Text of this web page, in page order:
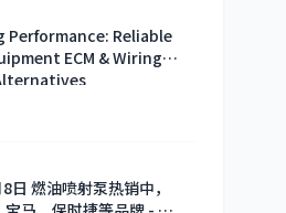
Performance: Reliable
ECM & Wiring
日 燃油喷射泵热销中，